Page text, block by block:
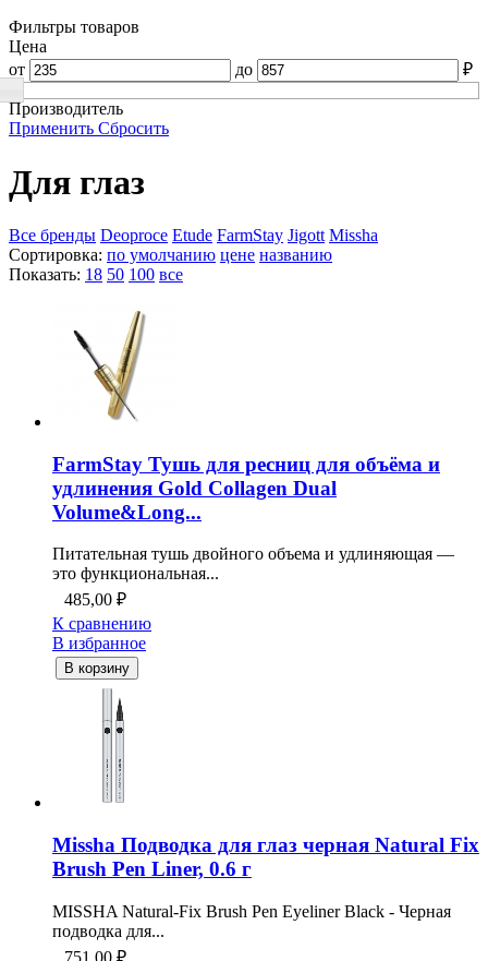
Фильтры товаров
Цена
от
до ₽
Производитель
Применить Сбросить
Для глаз
Все бренды Deoproce Etude FarmStay Jigott Missha
Сортировка: по умолчанию цене названию
Показать: 18 50 100 все
FarmStay Тушь для ресниц для объёма и
удлинения Gold Collagen Dual
Volume&Long...
Питательная тушь двойного объема и удлиняющая —
это функциональная...
485,00 ₽
К сравнению
В избранное
В корзину
Missha Подводка для глаз черная Natural Fix
Brush Pen Liner, 0.6 г
MISSHA Natural-Fix Brush Pen Eyeliner Black - Черная
подводка для...
751,00 ₽